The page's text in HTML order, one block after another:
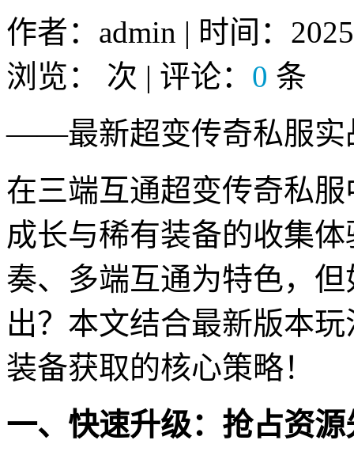
作者：admin | 时间：
浏览：
次 | 评论： 0 条
——最新超变传奇私服实
在三端互通超变传奇私
成长与稀有装备的收集
奏、多端互通为特色，
出？本文结合最新版本
装备获取的核心策略！
一、快速升级：抢占资源